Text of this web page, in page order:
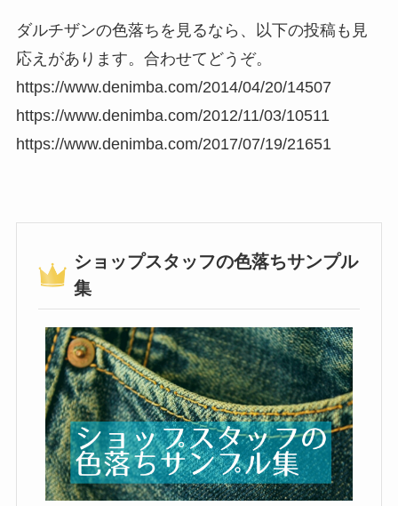
ダルチザンの色落ちを見るなら、以下の投稿も見
応えがあります。合わせてどうぞ。
https://www.denimba.com/2014/04/20/14507
https://www.denimba.com/2012/11/03/10511
https://www.denimba.com/2017/07/19/21651
ショップスタッフの色落ちサンプル
集